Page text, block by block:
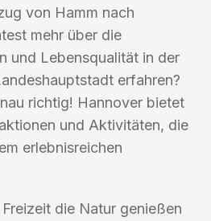
von Hamm nach
mehr über die
und Lebensqualität in der
erfahren?
richtig! Hannover bietet
und Aktivitäten, die
erlebnisreichen
die Natur genießen